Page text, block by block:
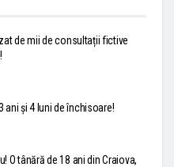
de mii de consultații fictive
ani și 4 luni de închisoare!
O tânără de 18 ani din Craiova,